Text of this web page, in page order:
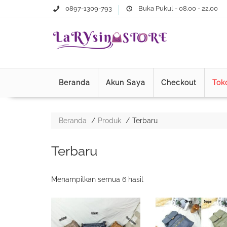
0897-1309-793 Buka Pukul - 08.00 - 22.00
Beranda Akun Saya Checkout
Beranda Produk Terbaru
Terbaru
Menampilkan semua 6 hasil